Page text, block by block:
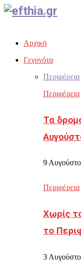
Facebook
Twitter
Instagram
Youtube
Email
Αρχική
Γεγονότα
Περιφέρεια
Περιφέρεια
Τα
9
Περιφέρεια
Χωρίς
το
3